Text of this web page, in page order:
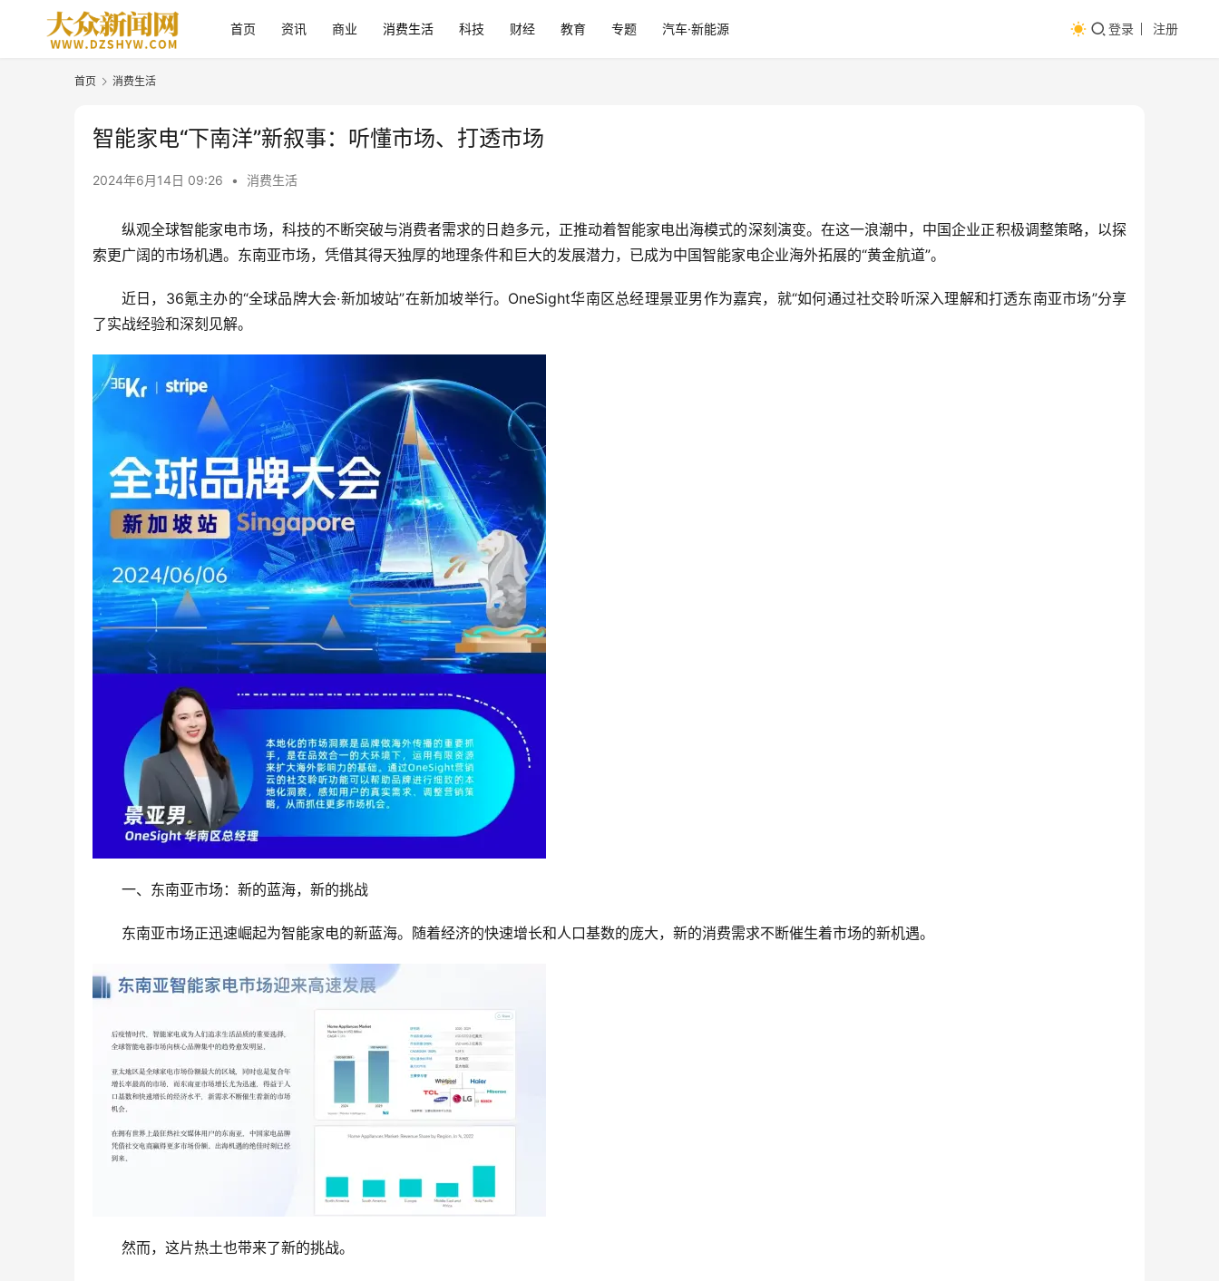
首页 资讯 商业 消费生活 科技 财经 教育 专题 汽车·新能源 登录 注册
首页 消费生活
智能家电“下南洋”新叙事：听懂市场、打透市场
2024年6月14日 09:26 • 消费生活
纵观全球智能家电市场，科技的不断突破与消费者需求的日趋多元，正推动着智能家电出海模式的深刻演变。在这一浪潮中，中国企业正积极调整策略，以探
索更广阔的市场机遇。东南亚市场，凭借其得天独厚的地理条件和巨大的发展潜力，已成为中国智能家电企业海外拓展的“黄金航道”。
近日，36氪主办的“全球品牌大会·新加坡站”在新加坡举行。OneSight华南区总经理景亚男作为嘉宾，就“如何通过社交聆听深入理解和打透东南亚市场”分享
了实战经验和深刻见解。
一、东南亚市场：新的蓝海，新的挑战
东南亚市场正迅速崛起为智能家电的新蓝海。随着经济的快速增长和人口基数的庞大，新的消费需求不断催生着市场的新机遇。
然而，这片热土也带来了新的挑战。